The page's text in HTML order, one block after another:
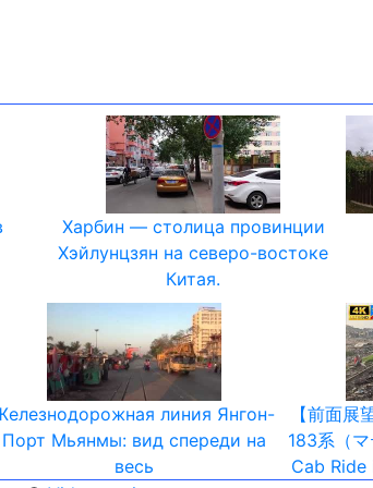
Харбин — столица провинции
Хэйлунцзян на северо-востоке
Китая.
линия Янгон-
Порт Мьянмы: вид спереди на
весь
【前面
183系（
Cab